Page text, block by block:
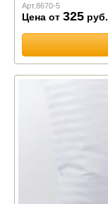
Арт.8670-5
Цена от 325 руб.